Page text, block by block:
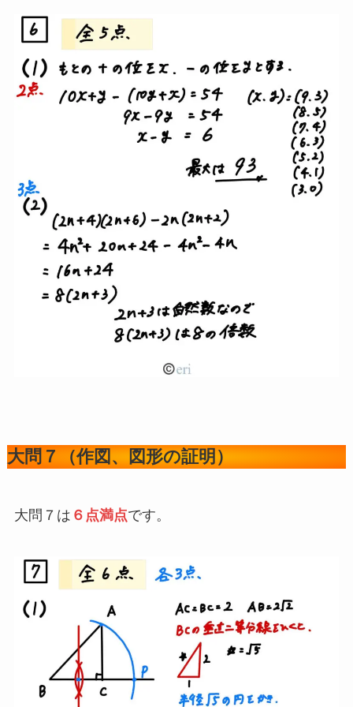
大問７（作図、図形の証明）
大問７は ６点満点です。